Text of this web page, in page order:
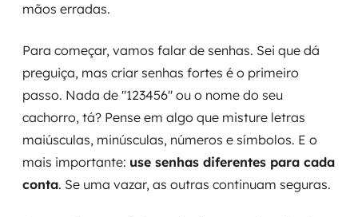
mãos erradas.
Para começar, vamos falar de senhas. Sei que dá
preguiça, mas criar senhas fortes é o primeiro
passo. Nada de "123456" ou o nome do seu
cachorro, tá? Pense em algo que misture letras
maiúsculas, minúsculas, números e símbolos. E o
mais importante: use senhas diferentes para cada
conta. Se uma vazar, as outras continuam seguras.